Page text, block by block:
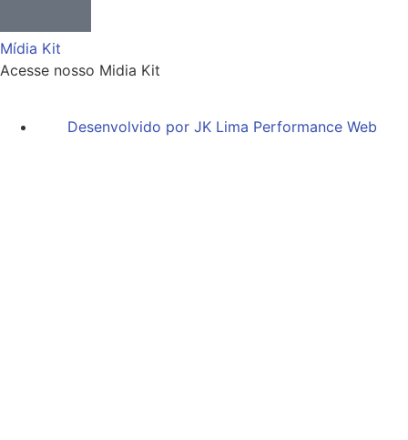
Mídia Kit
Acesse nosso Midia Kit
Desenvolvido por JK Lima Performance Web